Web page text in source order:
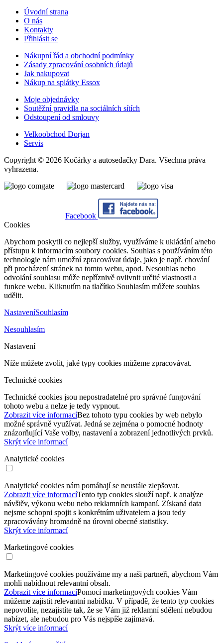
Úvodní strana
O nás
Kontakty
Přihlásit se
Nákupní řád a obchodní podmínky
Zásady zpracování osobních údajů
Jak nakupovat
Nákup na splátky Essox
Moje objednávky
Soutěžní pravidla na sociálních sítích
Odstoupení od smlouvy
Velkoobchod Dorjan
Servis
Copyright © 2026 Kočárky a autosedačky Dara. Všechna práva
vyhrazena.
Facebook
Cookies
Abychom poskytli co nejlepší služby, využíváme k ukládání a/nebo
přístupu k informacím soubory cookies. Souhlas s používáním této
technologie nám umožní zpracovávat údaje, jako je např. chování
při procházení stránek na tomto webu, apod. Nesouhlas nebo
odvolání souhlasu může nepříznivě ovlivnit určité vlastnosti a
funkce webu. Kliknutím na tlačítko Souhlasím můžete souhlas
udělit.
NastaveníSouhlasím
Nesouhlasím
Nastavení
Níže můžete zvolit, jaké typy cookies můžeme zpracovávat.
Technické cookies
Technické cookies jsou nepostradatelné pro správné fungování
tohoto webu a nelze je tedy vypnout.
Zobrazit více informacíBez tohoto typu cookies by web nebylo
možné správně využívat. Jedná se zejména o pomocné hodnoty
znázorňující Vaše volby, nastavení a zobrazení jednotlivých prvků.
Skrýt více informací
Analytické cookies
Analytické cookies nám pomáhají se neustále zlepšovat.
Zobrazit více informacíTento typ cookies slouží např. k analýze
návštěv, výkonu webu nebo reklamních kampaní. Získaná data
nejsme schopni spojit s konkrétním uživatelem a jsou tedy
zpracovávány hromadně na úrovni obecné statistiky.
Skrýt více informací
Marketingové cookies
Marketingové cookies používáme my a naši partneři, abychom Vám
mohli nabídnout relevantní obsah.
Zobrazit více informacíPomocí marketingových cookies Vám
můžeme zajistit relevantní nabídku. V případě, že tento typ cookies
nepovolíte, nezajistíte tak, že se Vám již reklamní sdělení nebudou
nabízet, ale nebudou pro Vás nejspíše zajímavá.
Skrýt více informací